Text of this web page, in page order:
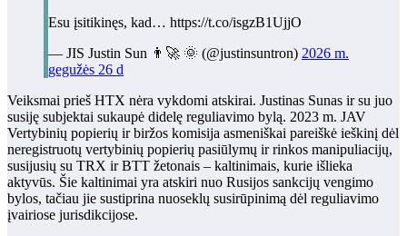
Esu įsitikinęs, kad… https://t.co/isgzB1UjjO
— JIS Justin Sun 👨‍🚀 🌞 (@justinsuntron) 2026 m.
gegužės 26 d
Veiksmai prieš HTX nėra vykdomi atskirai. Justinas Sunas ir su juo
susiję subjektai sukaupė didelę reguliavimo bylą. 2023 m. JAV
Vertybinių popierių ir biržos komisija asmeniškai pareiškė ieškinį dėl
neregistruotų vertybinių popierių pasiūlymų ir rinkos manipuliacijų,
susijusių su TRX ir BTT žetonais – kaltinimais, kurie išlieka
aktyvūs. Šie kaltinimai yra atskiri nuo Rusijos sankcijų vengimo
bylos, tačiau jie sustiprina nuoseklų susirūpinimą dėl reguliavimo
įvairiose jurisdikcijose.